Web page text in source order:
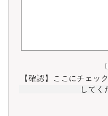
第11条 休会
本スタジオは、怪我・病気
手続の受付期限は、毎月10
休会とします。休会手数料
す。休会後はそれまでの振
【確認】
ここにチェッ
してく